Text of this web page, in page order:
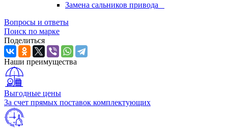
Замена сальников привода
Вопросы и ответы
Поиск по марке
Поделиться
Наши преимущества
Выгодные цены
За счет прямых поставок комплектующих